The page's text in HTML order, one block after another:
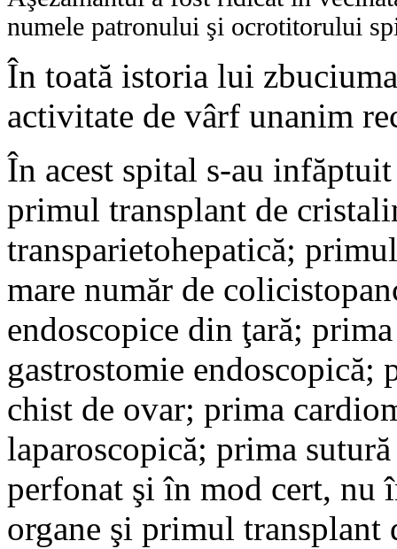
numele patronului şi ocrotitorului
În toată istoria lui
activitate de vârf unanim
În acest spital s-au
primul transplant de
transparietohepatică;
mare număr de
endoscopice din ţară;
gastrostomie endoscopică;
chist de ovar; prima
laparoscopică; prima
perfonat şi în mod cert, nu
organe şi primul